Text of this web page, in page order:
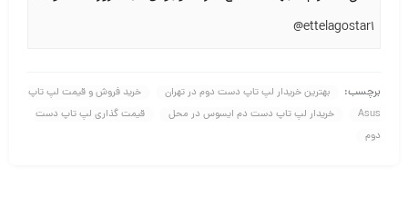
@ettelagostar1
برچسب: بهترین خریدار لپ تاپ دست دوم در تهران
خرید فروش و قیمت لپ تاپ
Asus
خریدار لپ تاپ دست دم ایسوس در محل
قیمت گذاری لپ تاپ دست
دوم